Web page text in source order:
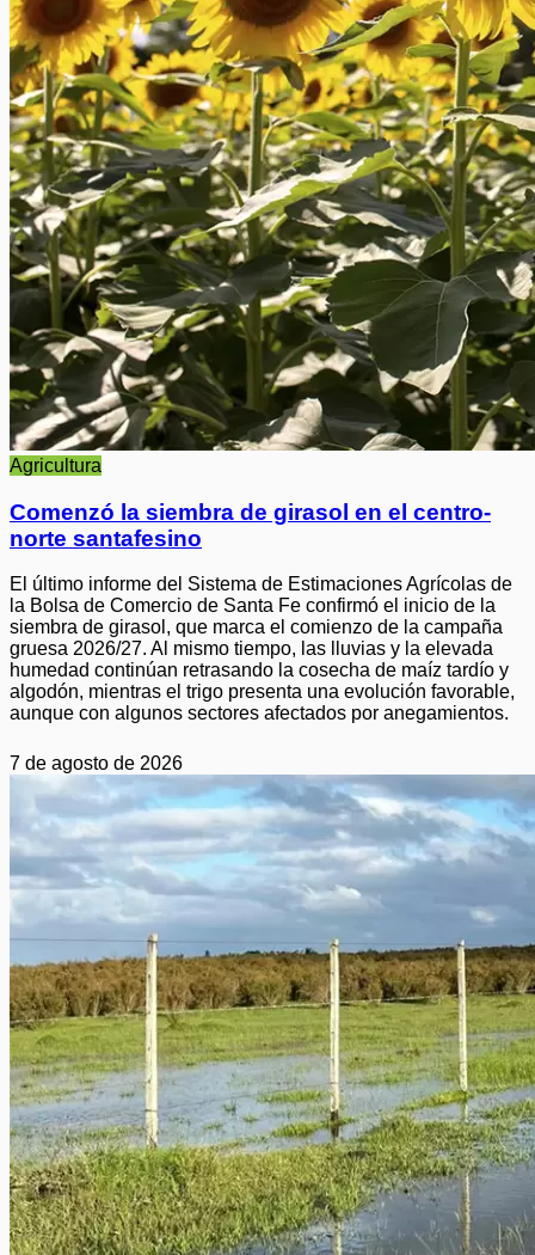
Agricultura
Comenzó la siembra de girasol en el centro-
norte santafesino
El último informe del Sistema de Estimaciones Agrícolas de
la Bolsa de Comercio de Santa Fe confirmó el inicio de la
siembra de girasol, que marca el comienzo de la campaña
gruesa 2026/27. Al mismo tiempo, las lluvias y la elevada
humedad continúan retrasando la cosecha de maíz tardío y
algodón, mientras el trigo presenta una evolución favorable,
aunque con algunos sectores afectados por anegamientos.
7 de agosto de 2026